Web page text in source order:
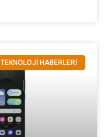
TEKNOLOJİ HABERLERİ